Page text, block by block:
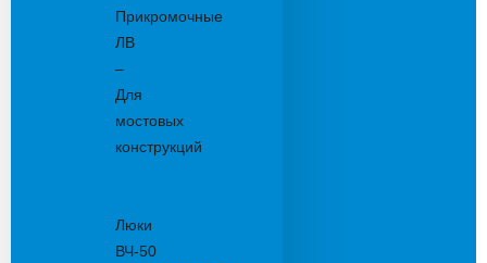
Прикромочные
ЛВ
–
Для
мостовых
конструкций
Люки
ВЧ-50